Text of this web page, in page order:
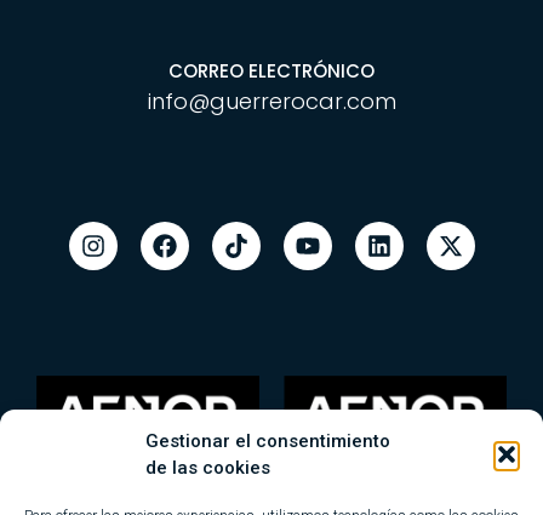
Gestionar el consentimiento
de las cookies
CORREO ELECTRÓNICO
info@guerrerocar.com